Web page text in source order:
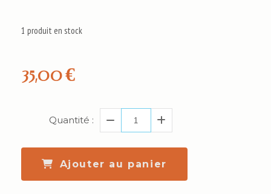
35,00€
1 produit en stock
Quantité :
Ajouter au panier